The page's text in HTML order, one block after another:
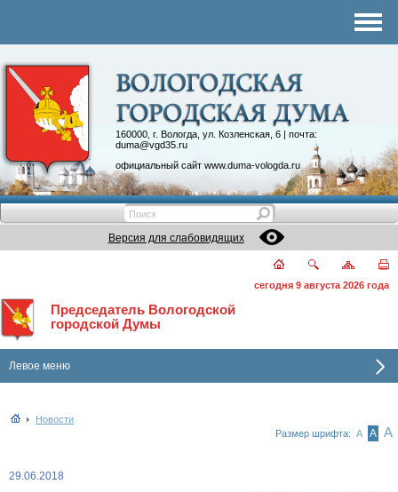
160000, г. Вологда, ул. Козленская, 6 | почта:
duma@vgd35.ru
официальный сайт www.duma-vologda.ru
Контакты
Депутатские объединения
Версия для слабовидящих
сегодня 9 августа 2026 года
Председатель Вологодской
городской Думы
Левое меню
Новости
Размер шрифта: А А А
29.06.2018